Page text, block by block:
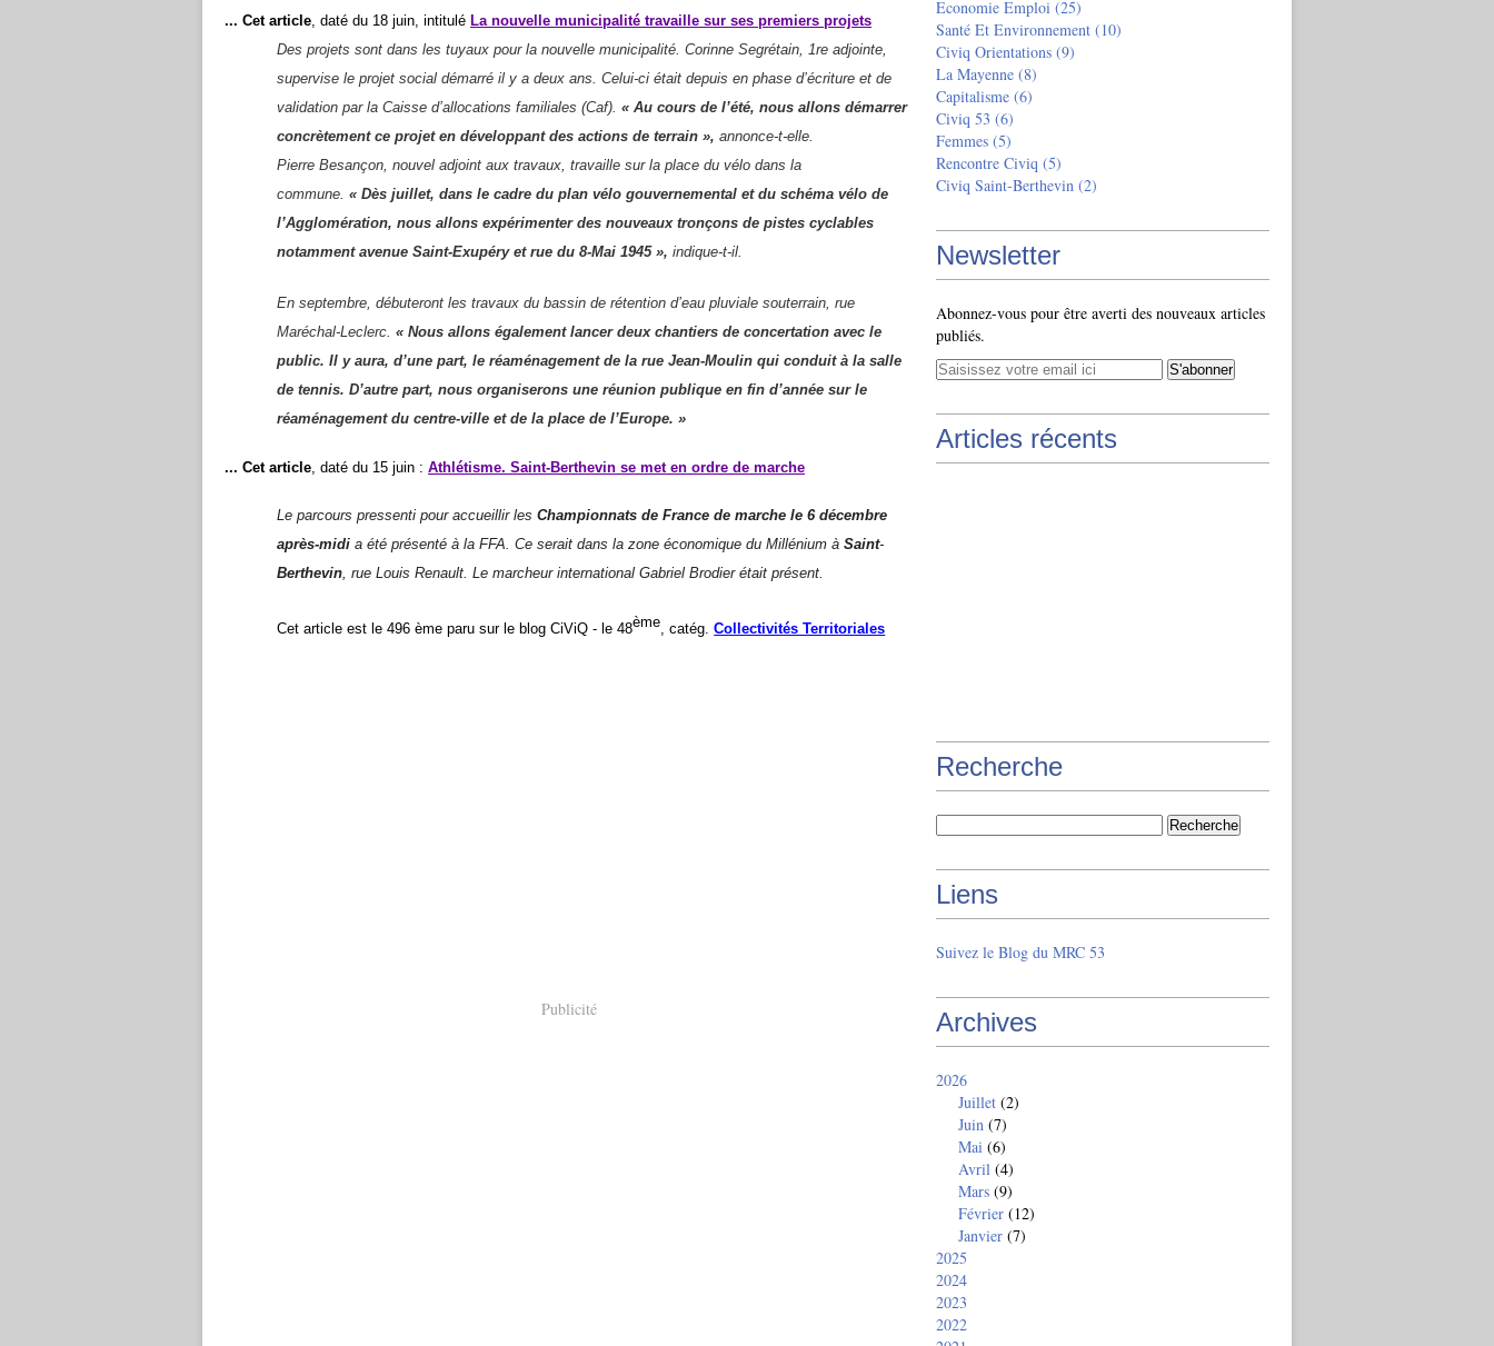
... Cet article, daté du 18 juin, intitulé La nouvelle municipalité travaille sur ses premiers projets
Des projets sont dans les tuyaux pour la nouvelle municipalité. Corinne Segrétain, 1re adjointe,
supervise le projet social démarré il y a deux ans. Celui-ci était depuis en phase d’écriture et de
validation par la Caisse d’allocations familiales (Caf).« Au cours de l’été, nous allons démarrer
concrètement ce projet en développant des actions de terrain », annonce-t-elle.
Pierre Besançon, nouvel adjoint aux travaux, travaille sur la place du vélo dans la
commune.« Dès juillet, dans le cadre du plan vélo gouvernemental et du schéma vélo de
l’Agglomération, nous allons expérimenter des nouveaux tronçons de pistes cyclables
notamment avenue Saint-Exupéry et rue du 8-Mai 1945 », indique-t-il.
En septembre, débuteront les travaux du bassin de rétention d’eau pluviale souterrain, rue
Maréchal-Leclerc. « Nous allons également lancer deux chantiers de concertation avec le
public. Il y aura, d’une part, le réaménagement de la rue Jean-Moulin qui conduit à la salle
de tennis. D’autre part, nous organiserons une réunion publique en fin d’année sur le
réaménagement du centre-ville et de la place de l’Europe. »
... Cet article, daté du 15 juin : Athlétisme. Saint-Berthevin se met en ordre de marche
Le parcours pressenti pour accueillir lesChampionnats de France demarche le 6 décembre
après-midi a été présenté à la FFA. Ce serait dans la zone économique du Millénium àSaint-
Berthevin,rue Louis Renault. Lemarcheur international Gabriel Brodierétait présent.
Cet article est le 496 ème paru sur le blog CiViQ - le 48ème, catég.Collectivités Territoriales
Publicité
Economie Emploi (25)
Santé Et Environnement (10)
Civiq Orientations (9)
La Mayenne (8)
Capitalisme (6)
Civiq 53 (6)
Femmes (5)
Rencontre Civiq (5)
Civiq Saint-Berthevin (2)
Newsletter
Abonnez-vous pour être averti des nouveaux articles
publiés.
Articles récents
Recherche
Liens
Suivez le Blog du MRC 53
Archives
2026
Juillet (2)
Juin (7)
Mai (6)
Avril (4)
Mars (9)
Février (12)
Janvier (7)
2025
2024
2023
2022